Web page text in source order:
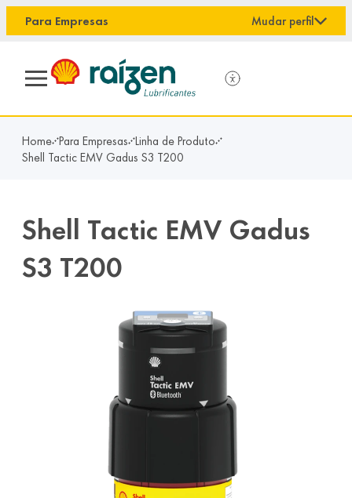
principal
Para Empresas
Mudar perfil
Home Para Empresas Linha de Produto
Shell Tactic EMV Gadus S3 T200
Shell Tactic EMV Gadus
S3 T200